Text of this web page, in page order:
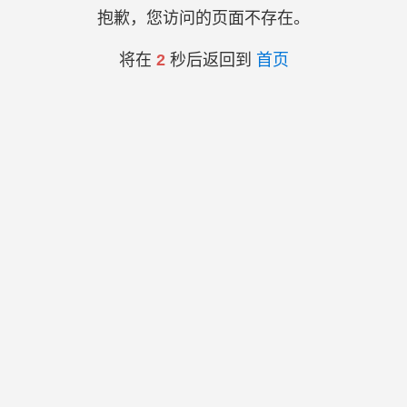
抱歉，您访问的页面不存在。
将在 2秒后返回到 首页